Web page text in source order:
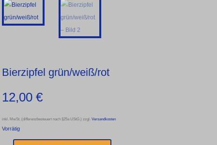
Bierzipfel grün/weiß/rot
12,00 €
inkl. MwSt. (differenzbesteuert nach §25a UStG.) zzgl. Versandkosten
Vorrätig